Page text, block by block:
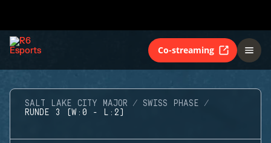
Co-streaming
SALT LAKE CITY MAJOR
SWISS PHASE
RUNDE 3 (W:0 - L:2)